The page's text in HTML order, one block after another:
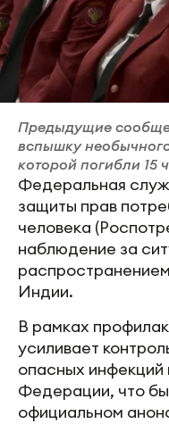
Предыдущие
вспышку
которой погибли 15
Федеральная
защиты прав
человека
наблюдение за
Индии.
В рамках
усиливает
опасных
Федерации, что
официальном